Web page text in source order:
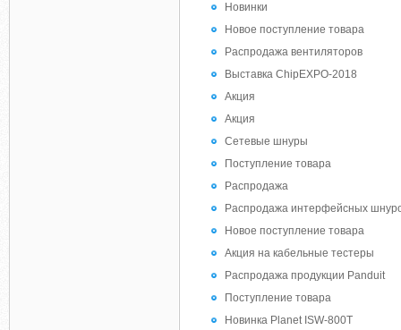
Новинки
Новое поступление товара
Распродажа вентиляторов
Выставка ChipEXPO-2018
Акция
Акция
Сетевые шнуры
Поступление товара
Распродажа
Распродажа интерфейсных
Новое поступление товара
Акция на кабельные тестеры
Распродажа продукции Panduit
Поступление товара
Новинка Planet ISW-800T